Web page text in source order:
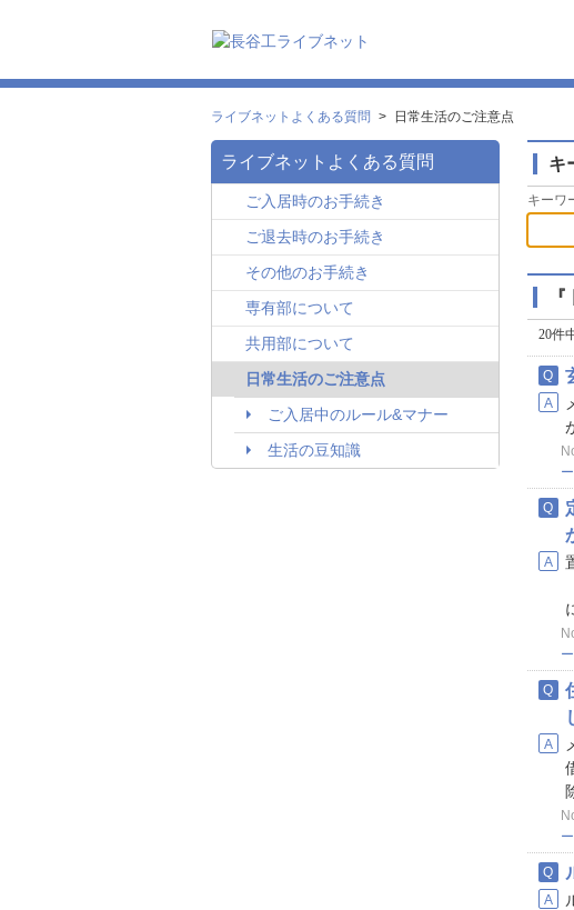
ライブネットよくある質問 > 日常生活のご注意点
ライブネットよくある質問
ご入居時のお手続き
ご退去時のお手続き
その他のお手続き
専有部について
共用部について
日常生活のご注意点
ご入居中のルール&マナー
生活の豆知識
キ
キーワ
20件
ー
ー
ー